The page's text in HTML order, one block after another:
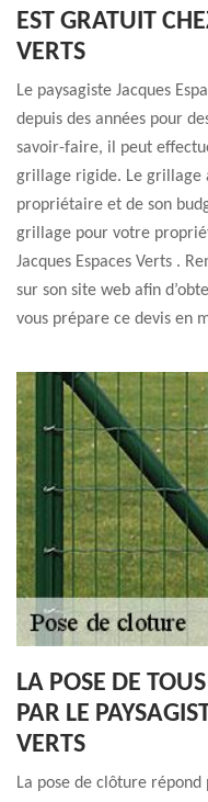
EST GRATUIT
VERTS
Le paysagiste Jacques
depuis des années pour
savoir-faire, il peut
grillage rigide. Le grillage
propriétaire et de son
grillage pour votre
Jacques Espaces Verts .
sur son site web afin
vous prépare ce devis en
LA POSE DE
PAR LE
VERTS
La pose de clôture